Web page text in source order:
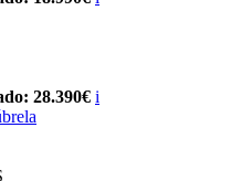
28.390€ i